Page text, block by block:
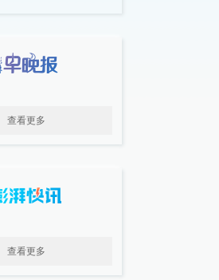
查看更多
查看更多